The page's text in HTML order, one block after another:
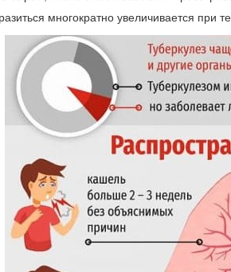
многократно увеличивается